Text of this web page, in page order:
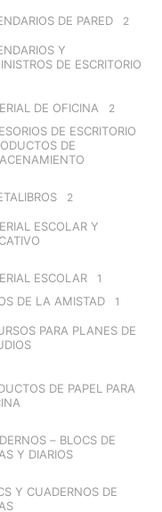
DE PARED 2
Y
DE ESCRITORIO
DE OFICINA 2
DE ESCRITORIO
DE
2
ESCOLAR Y
ESCOLAR 1
DE LA AMISTAD 1
PARA PLANES DE
DE PAPEL PARA
– BLOCS DE
Y DIARIOS
Y CUADERNOS DE